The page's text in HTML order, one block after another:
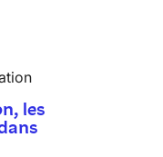
les